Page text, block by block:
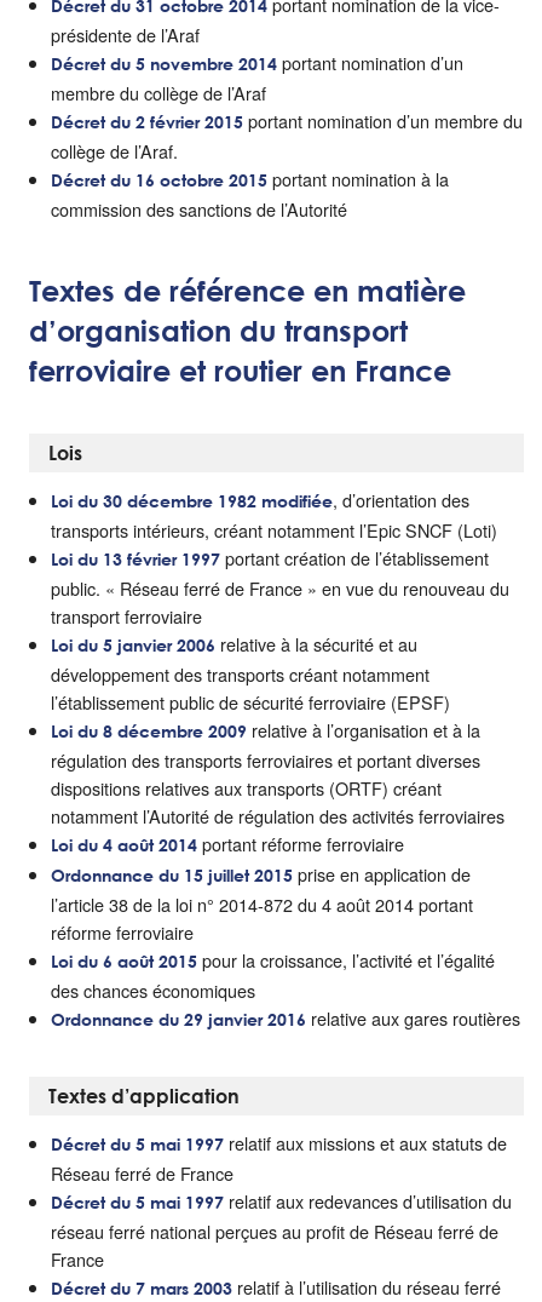
Décret du 31 octobre 2014
présidente de l’Araf
Décret du 5 novembre 2014portant nomination d’un
membre du collège de l’Araf
Décret du 2 février 2015portant nomination d’un membre du
collège de l’Araf.
Décret du 16 octobre 2015portant nomination à la
commission des sanctions de l’Autorité
Textes de référence en matière
d’organisation du transport
ferroviaire et routier en France
Lois
Loi du 30 décembre 1982 modifiée, d’orientation des
transports intérieurs, créant notamment l’Epic SNCF (Loti)
Loi du 13 février 1997portant création de l’établissement
public. « Réseau ferré de France » en vue du renouveau du
transport ferroviaire
Loi du 5 janvier 2006 relative à la sécurité et au
développement des transports créant notamment
l’établissement public de sécurité ferroviaire (EPSF)
Loi du 8 décembre 2009 relative à l’organisation et à la
régulation des transports ferroviaires et portant diverses
dispositions relatives aux transports (ORTF) créant
notamment l’Autorité de régulation des activités ferroviaires
Loi du 4 août 2014portant réforme ferroviaire
Ordonnance du 15 juillet 2015prise en application de
l’article 38 de la loi n° 2014-872 du 4 août 2014 portant
réforme ferroviaire
Loi du 6 août 2015pour la croissance, l’activité et l’égalité
des chances économiques
Ordonnance du 29 janvier 2016 relative aux gares routières
Textes d’application
Décret du 5 mai 1997relatif aux missions et aux statuts de
Réseau ferré de France
Décret du 5 mai 1997relatif aux redevances d’utilisation du
réseau ferré national perçues au profit de Réseau ferré de
France
Décret du 7 mars 2003relatif à l’utilisation du réseau ferré